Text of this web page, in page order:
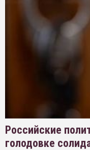
Российские
голодовке